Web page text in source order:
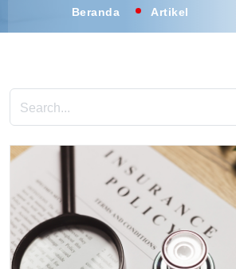
Beranda Artikel